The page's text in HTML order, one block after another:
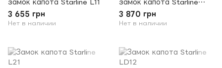
замок капота Starline L11
3 655 грн
Нет в наличии
замок капота Starline
L11+
3 870 грн
Нет в наличии